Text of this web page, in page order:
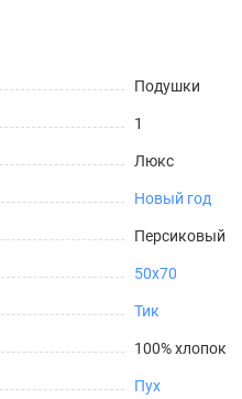
Подушки
1
Люкс
Новый год
Персиковый
50х70
Тик
100% хлопок
Пух